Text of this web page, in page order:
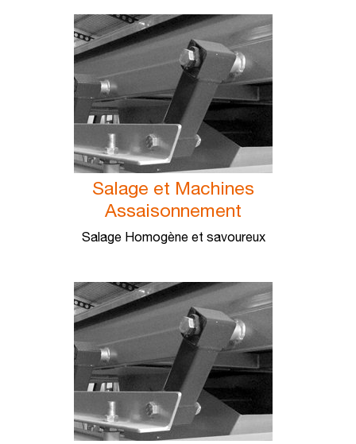
Salage et Machines
Assaisonnement
Salage Homogène et savoureux